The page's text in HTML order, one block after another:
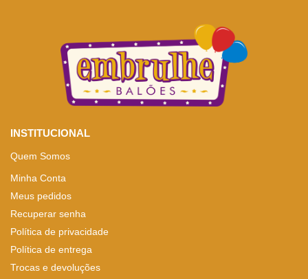
INSTITUCIONAL
Quem Somos
Minha Conta
Meus pedidos
Recuperar senha
Política de privacidade
Política de entrega
Trocas e devoluções